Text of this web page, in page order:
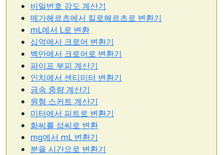
비밀번호 강도 계산기
메가헤르츠에서 킬로헤르츠로 변환기
mL에서 L로 변환
십억에서 크로어 변환기
백만에서 크로어로 변환기
파이프 부피 계산기
인치에서 센티미터 변환기
금속 중량 계산기
원형 스커트 계산기
미터에서 피트로 변환기
화씨를 섭씨로 변환
mg에서 mL 변환기
분을 시간으로 변환기